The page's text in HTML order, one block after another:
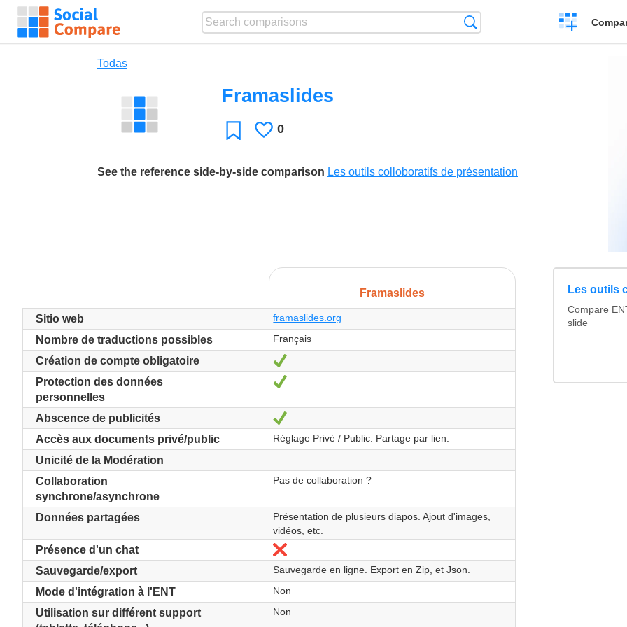
Crear
una
Todas
Framaslides
Favoritos
Le
0
See the reference side-by-side comparison Les outils colloboratifs de présentation
Framaslides
Sitio web framaslides.org
Nombre de traductions possibles Français
Création de compte obligatoire
Protection des données
personnelles
Sí
Abscence de publicités
Accès aux documents privé/public Réglage Privé / Public. Partage par lien.
Unicité de la Modération
Collaboration
synchrone/asynchrone
Pas de collaboration ?
Données partagées
Présentation de plusieurs diapos. Ajout d'images,
vidéos, etc.
Présence d'un chat No
Sauvegarde/export Sauvegarde en ligne. Export en Zip, et Json.
Mode d'intégration à l'ENT Non
Utilisation sur différent support
Non
Les outils
Compare
slide